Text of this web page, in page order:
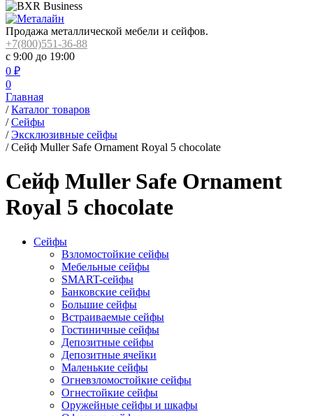
Продажа металлической мебели и сейфов.
+7(800)551-36-88
с 9:00 до 19:00
0 ₽
0
Главная
/ Каталог товаров
/ Сейфы
/ Эксклюзивные сейфы
/ Сейф Muller Safe Ornament Royal 5 chocolate
Сейф Muller Safe Ornament
Royal 5 chocolate
Сейфы
Взломостойкие сейфы
Мебельные сейфы
SMART-сейфы
Банковские сейфы
Большие сейфы
Встраиваемые сейфы
Гостиничные сейфы
Депозитные сейфы
Депозитные ячейки
Маленькие сейфы
Огневзломостойкие сейфы
Огнестойкие сейфы
Оружейные сейфы и шкафы